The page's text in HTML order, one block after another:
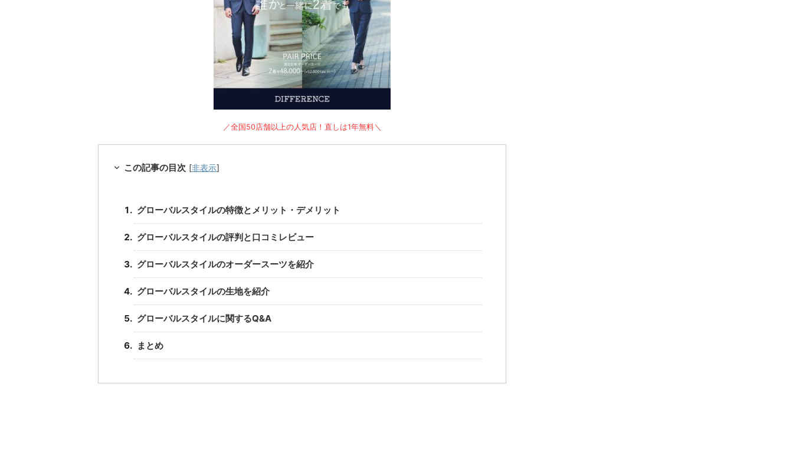
／全国50店舗以上の人気店！直しは1年無料＼
この記事の目次 [非表示]
グローバルスタイルの特徴とメリット・デメリット
グローバルスタイルの評判と口コミレビュー
グローバルスタイルのオーダースーツを紹介
グローバルスタイルの生地を紹介
グローバルスタイルに関するQ&A
まとめ